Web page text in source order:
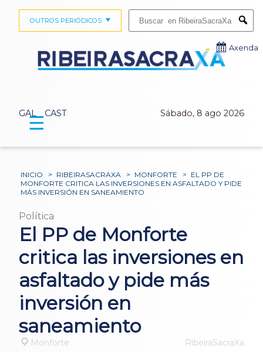
GAL CAST Sábado, 8 ago 2026
OUTROS PERIÓDICOS
Axenda
☰
INICIO > RIBEIRASACRAXA > MONFORTE > EL PP DE
MONFORTE CRITICA LAS INVERSIONES EN ASFALTADO Y PIDE
MÁS INVERSIÓN EN SANEAMIENTO
Política
El PP de Monforte
critica las inversiones en
asfaltado y pide más
inversión en
saneamiento
Monforte RibeiraSacraXa